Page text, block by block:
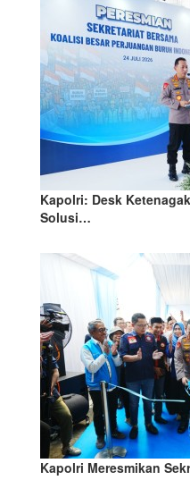
Kapolri: Desk
Solusi…
Kapolri Meresmikan